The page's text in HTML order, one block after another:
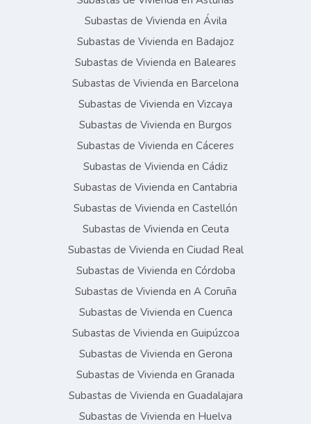
Subastas de Vivienda en Ávila
Subastas de Vivienda en Badajoz
Subastas de Vivienda en Baleares
Subastas de Vivienda en Barcelona
Subastas de Vivienda en Vizcaya
Subastas de Vivienda en Burgos
Subastas de Vivienda en Cáceres
Subastas de Vivienda en Cádiz
Subastas de Vivienda en Cantabria
Subastas de Vivienda en Castellón
Subastas de Vivienda en Ceuta
Subastas de Vivienda en Ciudad Real
Subastas de Vivienda en Córdoba
Subastas de Vivienda en A Coruña
Subastas de Vivienda en Cuenca
Subastas de Vivienda en Guipúzcoa
Subastas de Vivienda en Gerona
Subastas de Vivienda en Granada
Subastas de Vivienda en Guadalajara
Subastas de Vivienda en Huelva